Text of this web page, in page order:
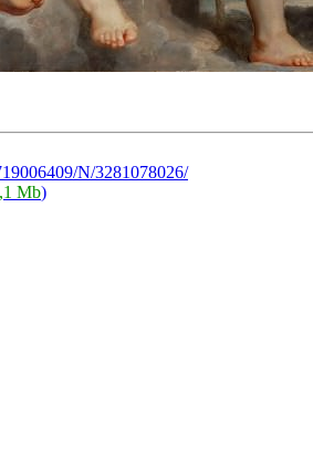
N/3281078026/
Mb)